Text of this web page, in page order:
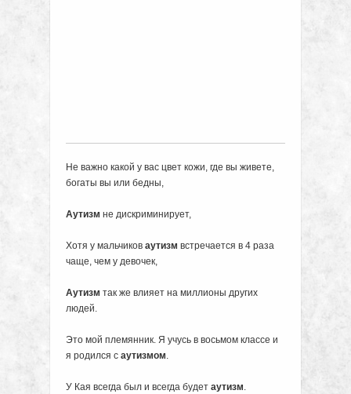
Не важно какой у вас цвет кожи, где вы живете,
богаты вы или бедны,
Аутизм не дискриминирует,
Хотя у мальчиков аутизм встречается в 4 раза
чаще, чем у девочек,
Аутизм так же влияет на миллионы других
людей.
Это мой племянник. Я учусь в восьмом классе и
я родился с аутизмом.
У Кая всегда был и всегда будет аутизм.